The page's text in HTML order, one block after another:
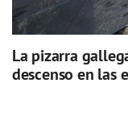
La pizarra
descenso en las